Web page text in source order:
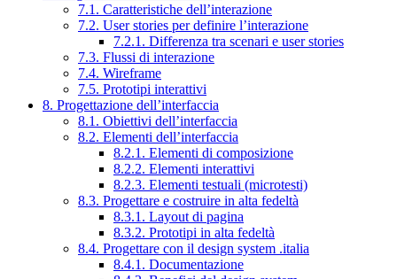
7.1. Caratteristiche dell’interazione
7.2. User stories per definire l’interazione
7.2.1. Differenza tra scenari e user stories
7.3. Flussi di interazione
7.4. Wireframe
7.5. Prototipi interattivi
8. Progettazione dell’interfaccia
8.1. Obiettivi dell’interfaccia
8.2. Elementi dell’interfaccia
8.2.1. Elementi di composizione
8.2.2. Elementi interattivi
8.2.3. Elementi testuali (microtesti)
8.3. Progettare e costruire in alta fedeltà
8.3.1. Layout di pagina
8.3.2. Prototipi in alta fedeltà
8.4. Progettare con il design system .italia
8.4.1. Documentazione